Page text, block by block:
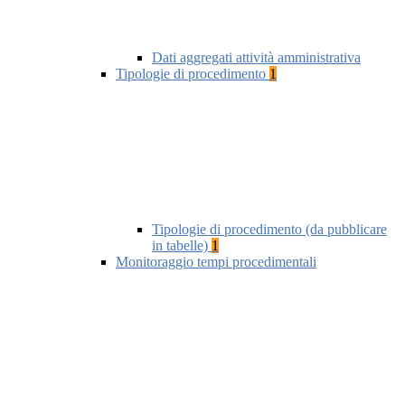
Dati aggregati attività amministrativa
Tipologie di procedimento 1
Tipologie di procedimento (da pubblicare
in tabelle) 1
Monitoraggio tempi procedimentali